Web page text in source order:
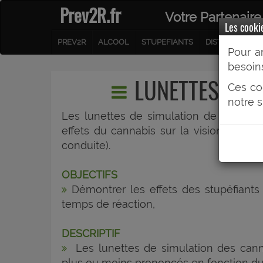
Prev2R.fr Votre
PREV2R ALCOOL STUPEFIANTS DISTRACTEURS
LUNETTES
Les lunettes de simulation de
effets du cannabis sur la vision (à
conduite).
OBJECTIFS
Démontrer les effets des
temps de réaction,
DESCRIPTIF
Les lunettes de simulation des
Les
Pour
Ces
notre